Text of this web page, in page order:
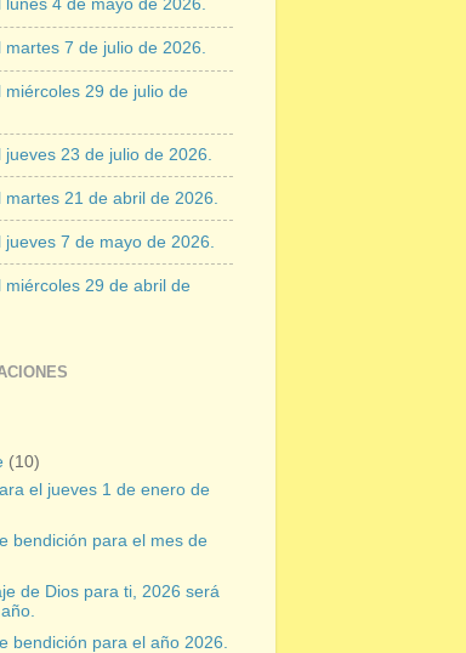
lunes 4 de mayo de 2026.
martes 7 de julio de 2026.
miércoles 29 de julio de
23 de julio de 2026.
21 de abril de 2026.
7 de mayo de 2026.
miércoles 29 de abril de
(10)
el jueves 1 de enero de
bendición para el mes de
de Dios para ti, 2026 será
bendición para el año 2026.